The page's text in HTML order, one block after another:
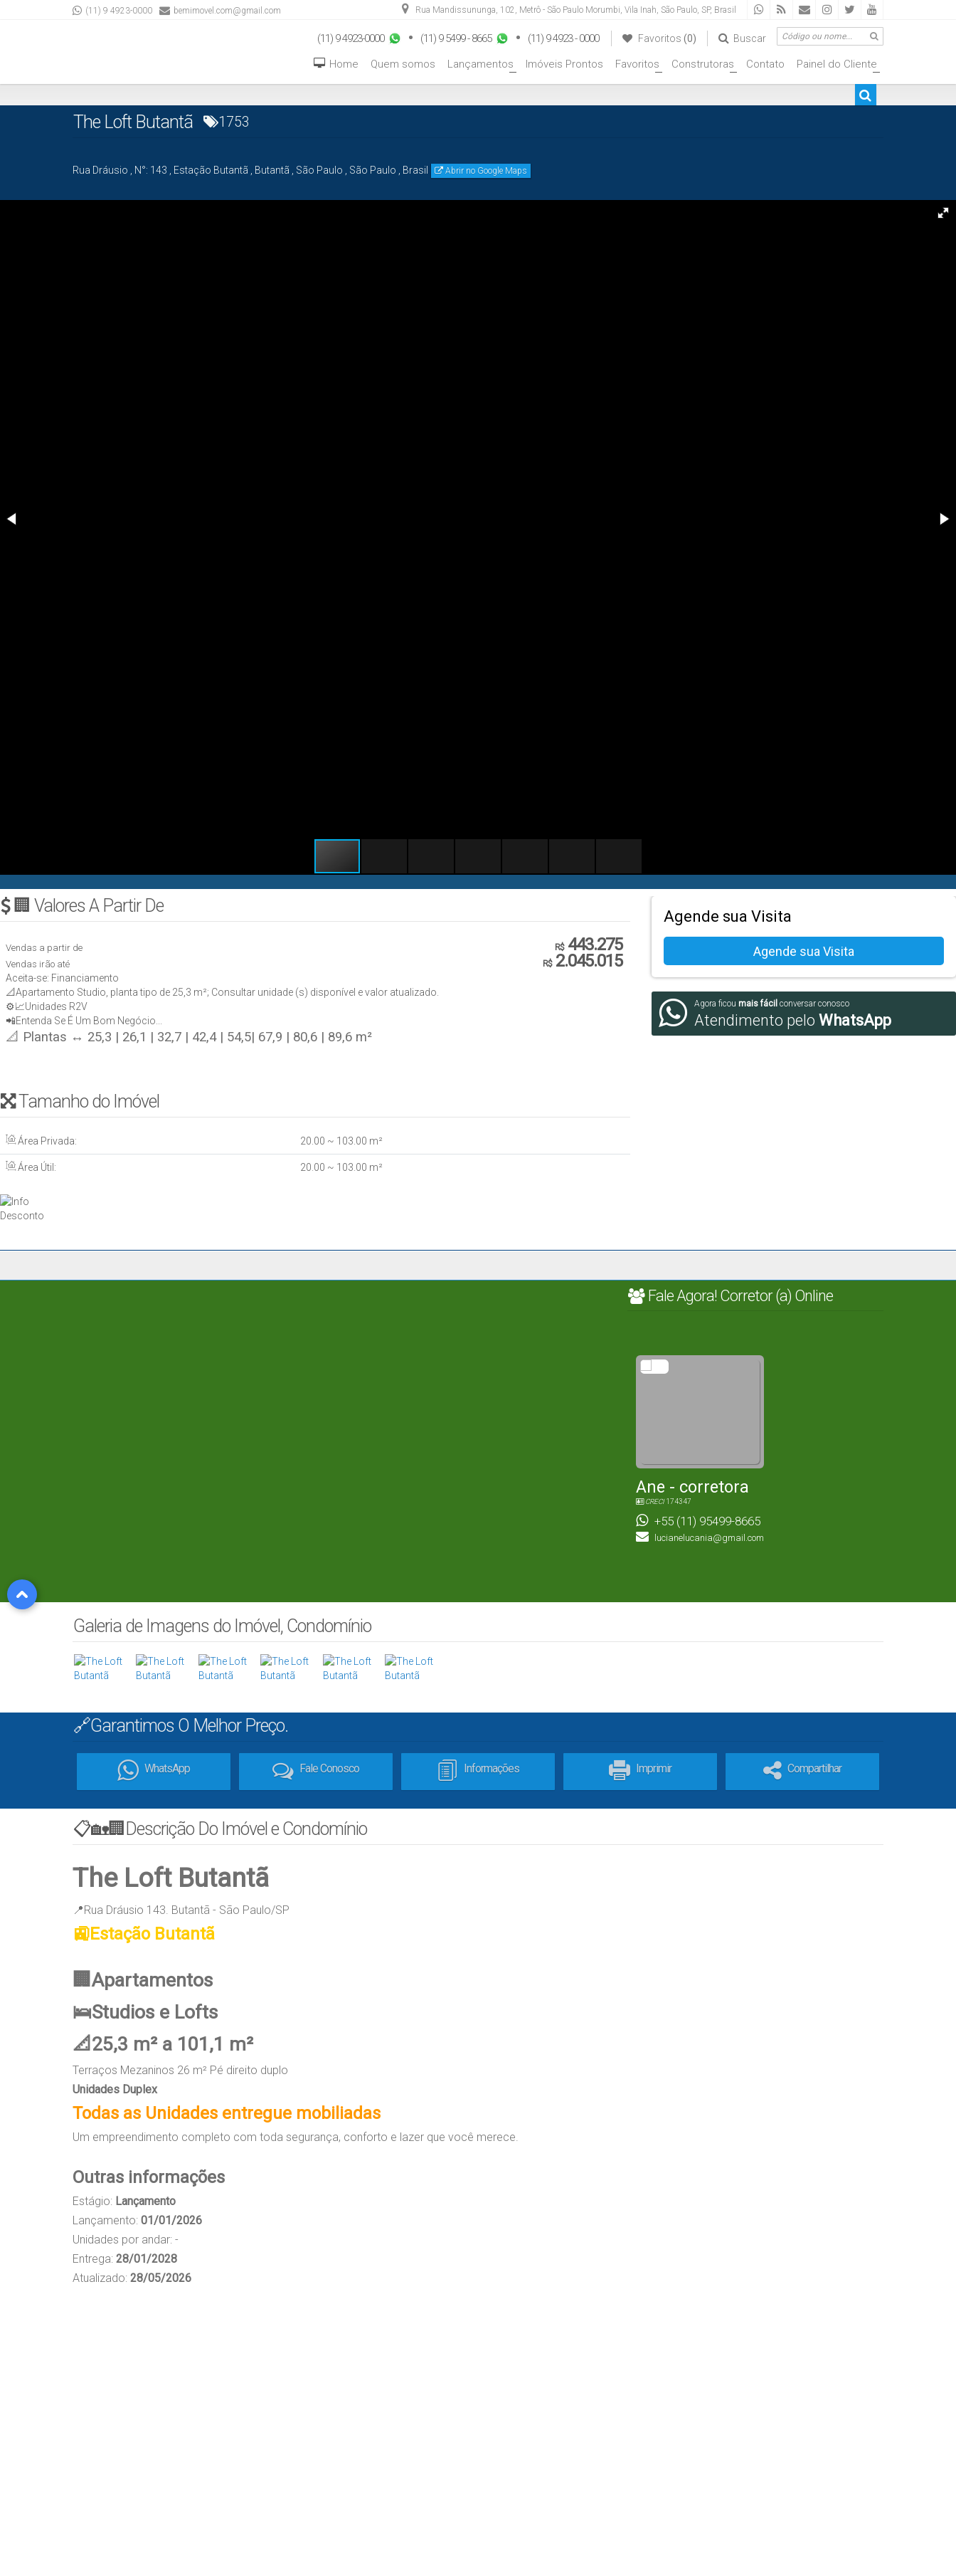
Rua Mandissununga, 102, Metrô - São Paulo Morumbi, Vila Inah, São Paulo, SP, Brasil
(11) 9 4923-0000 bemimovel.com@gmail.com
Buscar
Favoritos (0)
(11) 9 4923-0000 (11) 9 5499 - 8665 (11) 9 4923 - 0000
+
Painel do Cliente
Contato
+
Construtoras
+
Favoritos
Imóveis Prontos
+
Lançamentos
Quem somos
Home
The Loft Butantã 1753
Rua Dráusio N°: 143 Estação Butantã Butantã São Paulo São Paulo Brasil Abrir no Google Maps
🏢 Valores A Partir De
R$443.275
Vendas a partir de
R$2.045.015
Vendas irão até
Aceita-se: Financiamento
📐Apartamento Studio, planta tipo de 25,3 m²; Consultar unidade (s) disponível e valor atualizado.
⚙️📈Unidades R2V
📲Entenda Se É Um Bom Negócio...
📐 Plantas ↔ 25,3 | 26,1 | 32,7 | 42,4 | 54,5| 67,9 | 80,6 | 89,6 m²
Tamanho do Imóvel
Área Privada: 20.00 ~ 103.00 m²
Área Útil: 20.00 ~ 103.00 m²
Agende sua Visita
Agora ficou mais fácil conversar conosco
Atendimento pelo WhatsApp
Fale Agora! Corretor (a) Online
Ane - corretora
CRECI174347
+55 (11) 95499-8665
lucianelucania@gmail.com
Galeria de Imagens do Imóvel, Condomínio
🔗Garantimos O Melhor Preço.
WhatsApp Fale Conosco Informações Imprimir Compartilhar
📋🏡🏢Descrição Do Imóvel e Condomínio
The Loft Butantã
📍Rua Dráusio 143. Butantã - São Paulo/SP
🚉Estação Butantã
🏢Apartamentos
🛌Studios e Lofts
📐25,3 m² a 101,1 m²
Terraços Mezaninos 26 m² Pé direito duplo
Unidades Duplex
Todas as Unidades entregue mobiliadas
Um empreendimento completo com toda segurança, conforto e lazer que você merece.
Outras informações
Estágio: Lançamento
Lançamento: 01/01/2026
Unidades por andar: -
Entrega: 28/01/2028
Atualizado: 28/05/2026